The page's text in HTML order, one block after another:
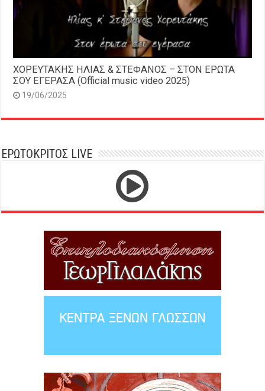
ΧΟΡΕΥΤΑΚΗΣ ΗΛΙΑΣ & ΣΤΕΦΑΝΟΣ – ΣΤΟΝ ΕΡΩΤΑ
ΣΟΥ ΕΓΕΡΑΣΑ (Official music video 2025)
19/06/2025
ΕΡΩΤΟΚΡΙΤΟΣ LIVE